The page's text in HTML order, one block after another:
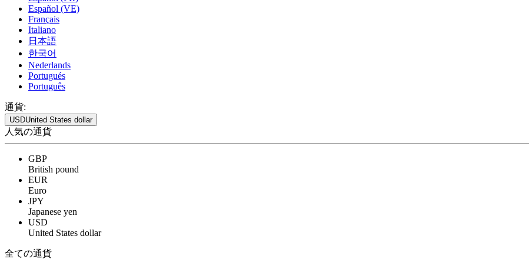
Español (VE)
Français
Italiano
日本語
한국어
Nederlands
Portugués
Português
通貨:
USDUnited States dollar
人気の通貨
GBP
British pound
EUR
Euro
JPY
Japanese yen
USD
United States dollar
全ての通貨